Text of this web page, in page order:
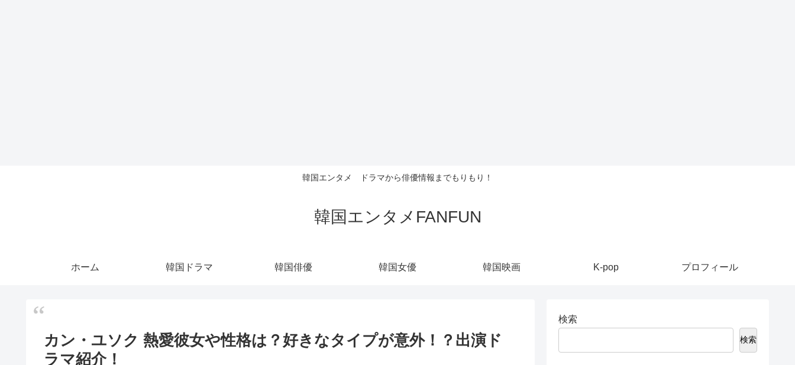
韓国エンタメ ドラマから俳優情報までもりもり！
韓国エンタメFANFUN
ホーム 韓国ドラマ 韓国俳優 韓国女優 韓国映画 K-pop プロフィール
カン・ユソク 熱愛彼女や性格は？好きなタイプが意外！？出演ド
ラマ紹介！
検索
検索